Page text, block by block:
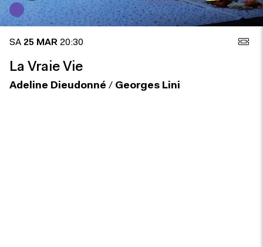
SA 25 MAR 20:30
La Vraie Vie
Adeline Dieudonné / Georges Lini